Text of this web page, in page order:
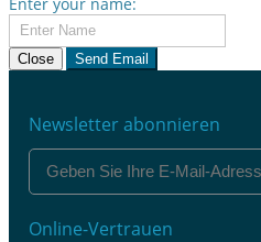
Close Send Email
Newsletter abonnieren
Online-Vertrauen